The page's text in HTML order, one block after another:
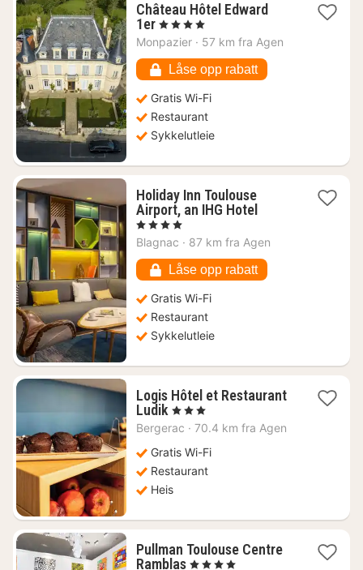
Château Hôtel Edward
1er1
natt
fra
2061
kr.
, 4 Stjerner
Monpazier · 57 km fra Agen
Låse opp rabatt
Gratis Wi-Fi
Restaurant
Sykkelutleie
Holiday Inn Toulouse
Airport, an IHG Hotel1
fra
751
kr.
, 4 Stjerner
Blagnac · 87 km fra Agen
Låse opp rabatt
Gratis Wi-Fi
Restaurant
Sykkelutleie
Logis Hôtel et Restaurant
Ludik 1
natt
1010
kr.
, 3 Stjerner
Bergerac · 70.4 km fra Agen
Gratis Wi-Fi
Restaurant
Heis
Pullman Toulouse Centre
Ramblas1
, 4 Stjerner